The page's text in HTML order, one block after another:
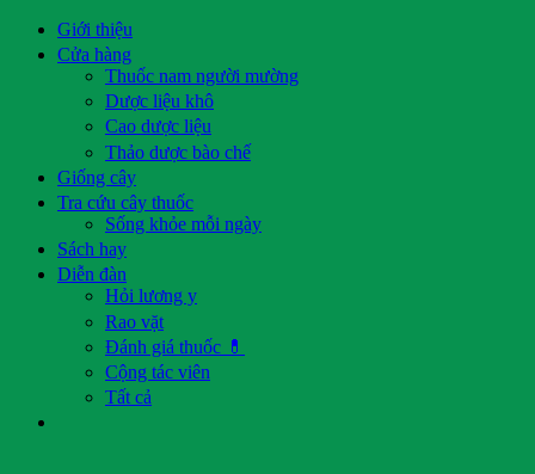
Giới thiệu
Cửa hàng
Thuốc nam người mường
Dược liệu khô
Cao dược liệu
Thảo dược bào chế
Giống cây
Tra cứu cây thuốc
Sống khỏe mỗi ngày
Sách hay
Diễn đàn
Hỏi lương y
Rao vặt
Đánh giá thuốc 💊
Cộng tác viên
Tất cả